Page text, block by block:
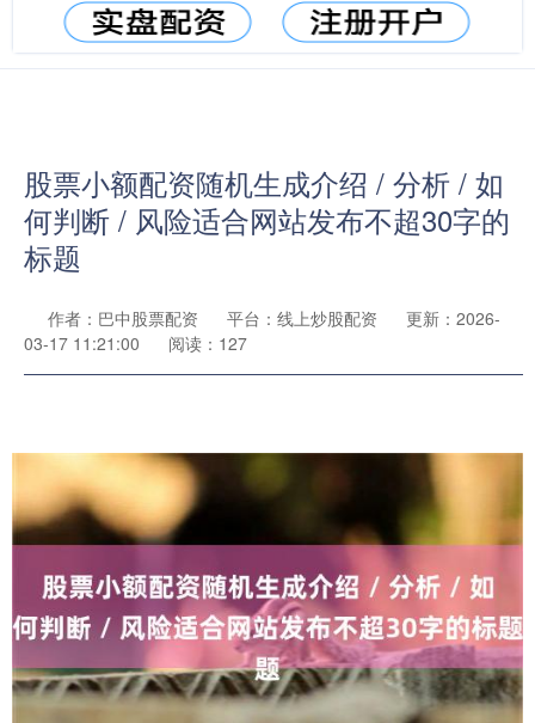
股票小额配资随机生成介绍 / 分析 / 如
何判断 / 风险适合网站发布不超30字的
标题
作者：巴中股票配资 平台：线上炒股配资
更新：2026-
03-17 11:21:00
阅读：127